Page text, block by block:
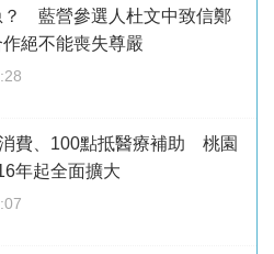
？ 藍營參選人杜文中致信鄭
絕不能喪失尊嚴
費、100點抵醫療補助 桃園
年起全面擴大